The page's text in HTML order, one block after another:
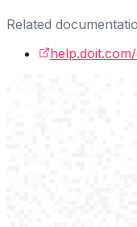
Related